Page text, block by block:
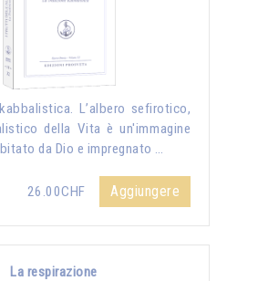
L’albero sefirotico,
della Vita è un'immagine
da Dio e impregnato …
26.00CHF Aggiungere
La respirazione